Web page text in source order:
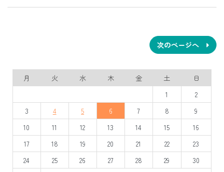
ナ
ビ
ゲ
ー
シ
ョ
次のページへ
月 火 水 木 金 土
日
1
2
3
4 5 6 7 8
9
10
11 12 13 14 15
16
17
18 19 20 21 22
23
24
25 26 27 28 29
30